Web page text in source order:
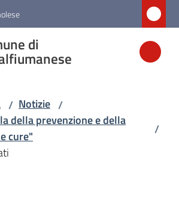
di
di
/ Notizie /
della prevenzione e della
cure"
/